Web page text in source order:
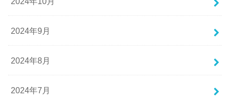
2024年9月
2024年8月
2024年7月